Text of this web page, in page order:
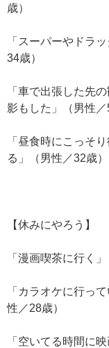
歳）
「スーパーやドラ
34歳）
「車で出張した先
影もした」（男性／
「昼食時にこっそ
る」（男性／32歳）
【休みにやろう】
「漫画喫茶に行く
「カラオケに行っ
性／28歳）
「空いてる時間に